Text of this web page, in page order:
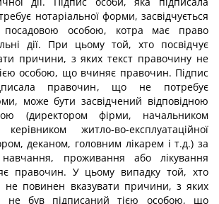
нотаріальної форми, засвідчується
посадовою особою, котра має право
дії. При цьому той, хто посвідчує
причини, з яких текст правочину не
особою, що вчиняє правочин. Підпис
правочин, що не потребує
може бути засвідчений відповідною
(директором фірми, начальником
житло-во-експлуатаційної
деканом, головним лікарем і т.д.) за
проживання або лікування
правочин. У цьому випадку той, хто
не повинен вказувати причини, з яких
не був підписаний тією особою, що